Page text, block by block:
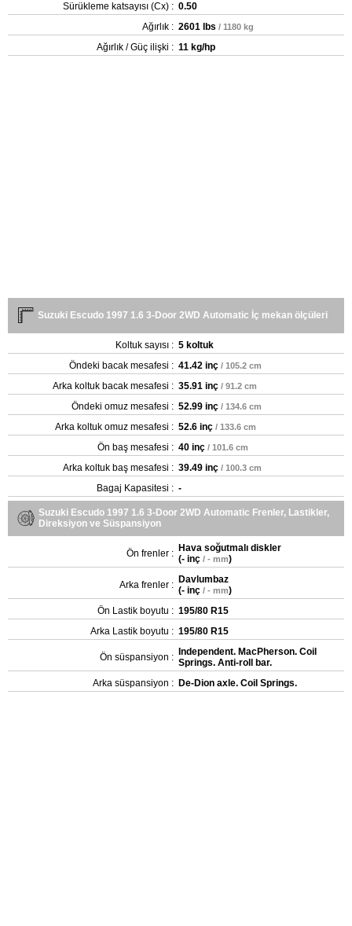
Sürükleme katsayısı (Cx) : 0.50
Ağırlık : 2601 lbs / 1180 kg
Ağırlık / Güç ilişki : 11 kg/hp
Suzuki Escudo 1997 1.6 3-Door 2WD Automatic İç mekan ölçüleri
Koltuk sayısı : 5 koltuk
Öndeki bacak mesafesi : 41.42 inç / 105.2 cm
Arka koltuk bacak mesafesi : 35.91 inç / 91.2 cm
Öndeki omuz mesafesi : 52.99 inç / 134.6 cm
Arka koltuk omuz mesafesi : 52.6 inç / 133.6 cm
Ön baş mesafesi : 40 inç / 101.6 cm
Arka koltuk baş mesafesi : 39.49 inç / 100.3 cm
Bagaj Kapasitesi : -
Suzuki Escudo 1997 1.6 3-Door 2WD Automatic Frenler, Lastikler,
Direksiyon ve Süspansiyon
Ön frenler : Hava soğutmalı diskler
(- inç / - mm)
Arka frenler : Davlumbaz
(- inç / - mm)
Ön Lastik boyutu : 195/80 R15
Arka Lastik boyutu : 195/80 R15
Ön süspansiyon : Independent. MacPherson. Coil
Springs. Anti-roll bar.
Arka süspansiyon : De-Dion axle. Coil Springs.